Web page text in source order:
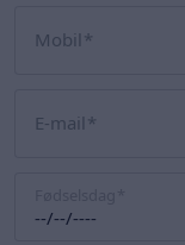
Mobil
E-mail